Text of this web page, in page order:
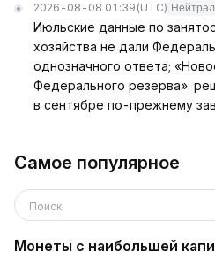
2026-08-08 01:39 (UTC)
Июльские данные по
хозяйства не дали
однозначного ответа;
Федерального резерва»:
в сентябре по-прежнему
Самое популярное
Поиск
Монеты с наибольшей